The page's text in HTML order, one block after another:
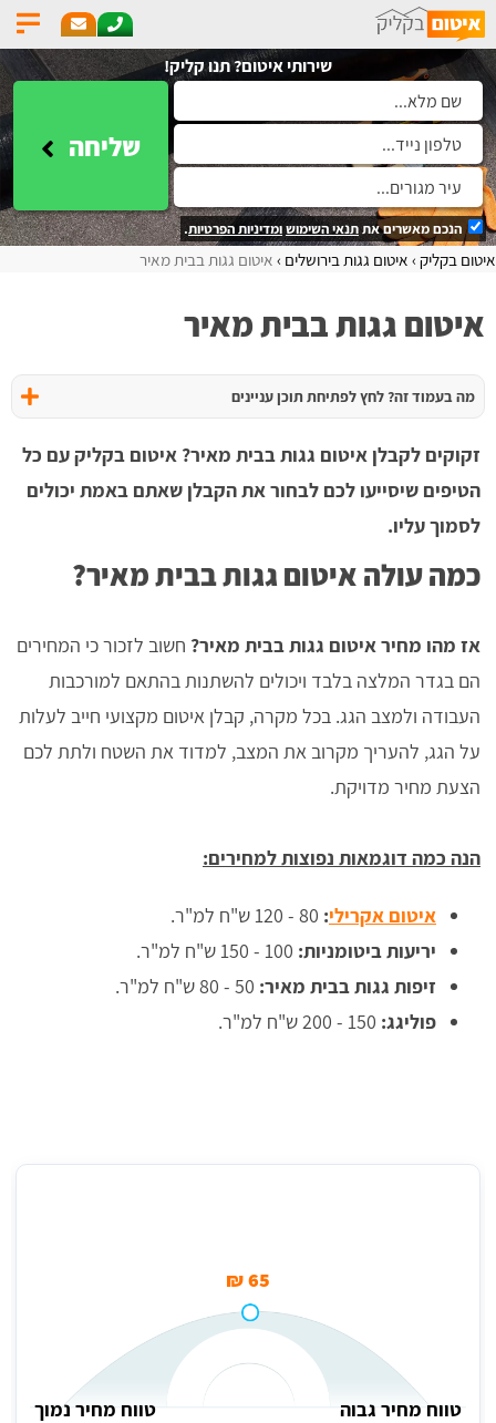
שירותי איטום? תנו קליק!
שליחה
הנכם מאשרים אתתנאי השימושומדיניות הפרטיות.
איטום בקליק איטום גגות בירושלים איטום גגות בבית מאיר
איטום גגות בבית מאיר
מה בעמוד זה? לחץ לפתיחת תוכן עניינים
זקוקים לקבלן איטום גגות בבית מאיר? איטום בקליק עם כל
הטיפים שיסייעו לכם לבחור את הקבלן שאתם באמת יכולים
לסמוך עליו.
כמה עולה איטום גגות בבית מאיר?
אז מהו מחיר איטום גגות בבית מאיר? חשוב לזכור כי המחירים
הם בגדר המלצה בלבד ויכולים להשתנות בהתאם למורכבות
העבודה ולמצב הגג. בכל מקרה, קבלן איטום מקצועי חייב לעלות
על הגג, להעריך מקרוב את המצב, למדוד את השטח ולתת לכם
הצעת מחיר מדויקת.
הנה כמה דוגמאות נפוצות למחירים:
איטום אקרילי:
יריעות ביטומניות:
זיפות גגות בבית מאיר:
פוליגג:
65 ₪
טווח מחיר גבוה טווח מחיר נמוך